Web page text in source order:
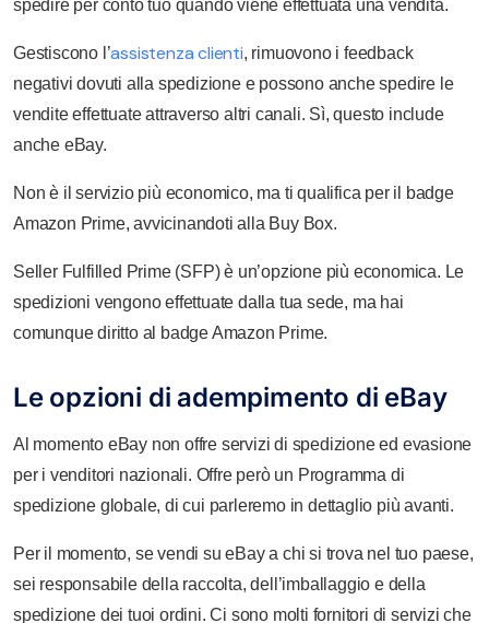
spedire per conto tuo quando viene effettuata una vendita.
Gestiscono l’assistenza clienti, rimuovono i feedback
negativi dovuti alla spedizione e possono anche spedire le
vendite effettuate attraverso altri canali. Sì, questo include
anche eBay.
Non è il servizio più economico, ma ti qualifica per il badge
Amazon Prime, avvicinandoti alla Buy Box.
Seller Fulfilled Prime (SFP) è un’opzione più economica. Le
spedizioni vengono effettuate dalla tua sede, ma hai
comunque diritto al badge Amazon Prime.
Le opzioni di adempimento di eBay
Al momento eBay non offre servizi di spedizione ed evasione
per i venditori nazionali. Offre però un Programma di
spedizione globale, di cui parleremo in dettaglio più avanti.
Per il momento, se vendi su eBay a chi si trova nel tuo paese,
sei responsabile della raccolta, dell’imballaggio e della
spedizione dei tuoi ordini. Ci sono molti fornitori di servizi che